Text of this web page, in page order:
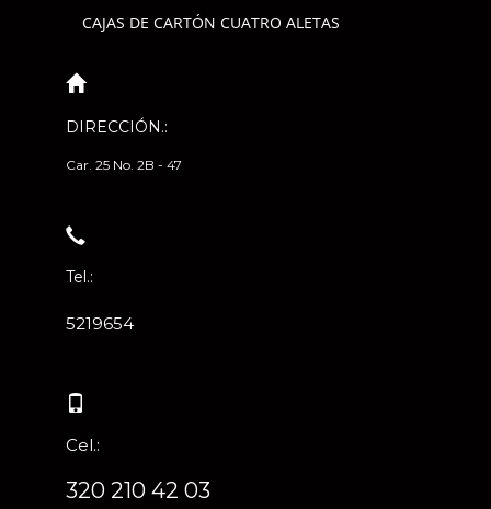
CAJAS DE CARTÓN CUATRO ALETAS
DIRECCIÓN.:
Car. 25 No. 2B - 47
Tel.:
5219654
Cel.:
320 210 42 03